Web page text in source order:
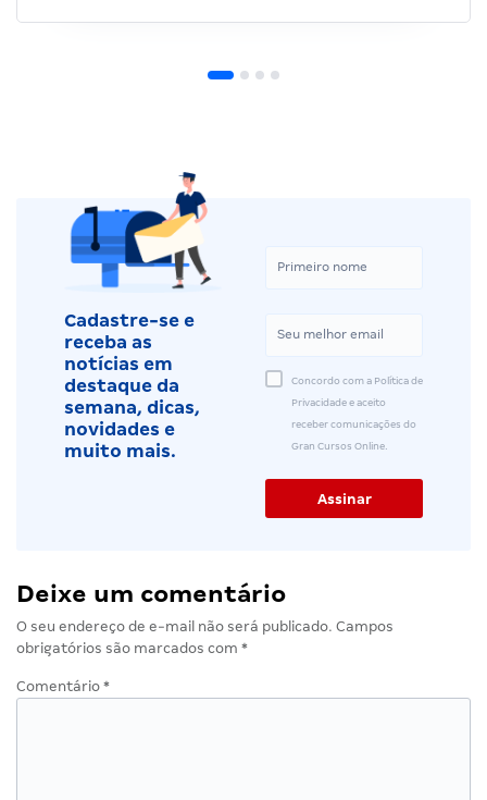
Cadastre-se e
receba as
notícias em
destaque da
semana, dicas,
novidades e
muito mais.
Concordo com a Política de
Privacidade e aceito
receber comunicações do
Gran Cursos Online.
Deixe um comentário
O seu endereço de e-mail não será publicado. Campos
obrigatórios são marcados com *
Comentário *